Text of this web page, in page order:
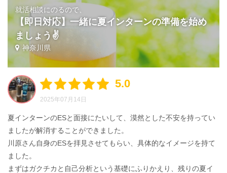
就活相談にのるので、
【即日対応】一緒に夏インターンの準備を始め
ましょう✌️
神奈川県
5.0
2025年07月14日
夏インターンのESと面接にたいして、漠然とした不安を持ってい
ましたが解消することができました。
川原さん自身のESを拝見させてもらい、具体的なイメージを持て
ました。
まずはガクチカと自己分析という基礎にふりかえり、残りの夏イ